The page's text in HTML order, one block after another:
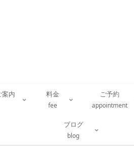
案内 料金
fee
ご予約
appointment
ブログ
blog